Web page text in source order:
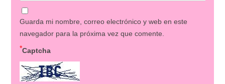
Guarda mi nombre, correo electrónico y web en este
navegador para la próxima vez que comente.
Captcha
*